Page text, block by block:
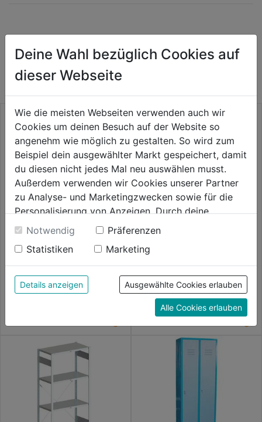
WEITERE PRODUKTE AUS DIESER
KATEGORIE
Master 750
0.0
von
209,99€
von
229,99€
Deine Wahl bezüglich Cookies auf
dieser Webseite
Wie die meisten Webseiten verwenden auch wir
Cookies um deinen Besuch auf der Website so
angenehm wie möglich zu gestalten. So wird zum
Beispiel dein ausgewählter Markt gespeichert, damit
du diesen nicht jedes Mal neu auswählen musst.
Außerdem verwenden wir Cookies unserer Partner
zu Analyse- und Marketingzwecken sowie für die
Personalisierung von Anzeigen. Durch deine
Einwilligung werden die Daten von Drittanbieter,
unter anderem auch in den USA, verarbeitet.
Durch Klick auf "Alle Cookies erlauben" stimmst du
der Verwendung aller Cookies zu. Unter "Details
anzeigen" findest du alle Infos zu den
unterschiedlichen Cookies, unter "Cookies
Konfigurieren" kannst du auswählen, welche Cookies
du zulassen möchtest und welche nicht.
Weitere Informationen findest du in unserer
Datenschutzerklärung
Notwendig
Präferenzen
Statistiken
Marketing
Details anzeigen Ausgewählte Cookies erlauben
Alle Cookies erlauben